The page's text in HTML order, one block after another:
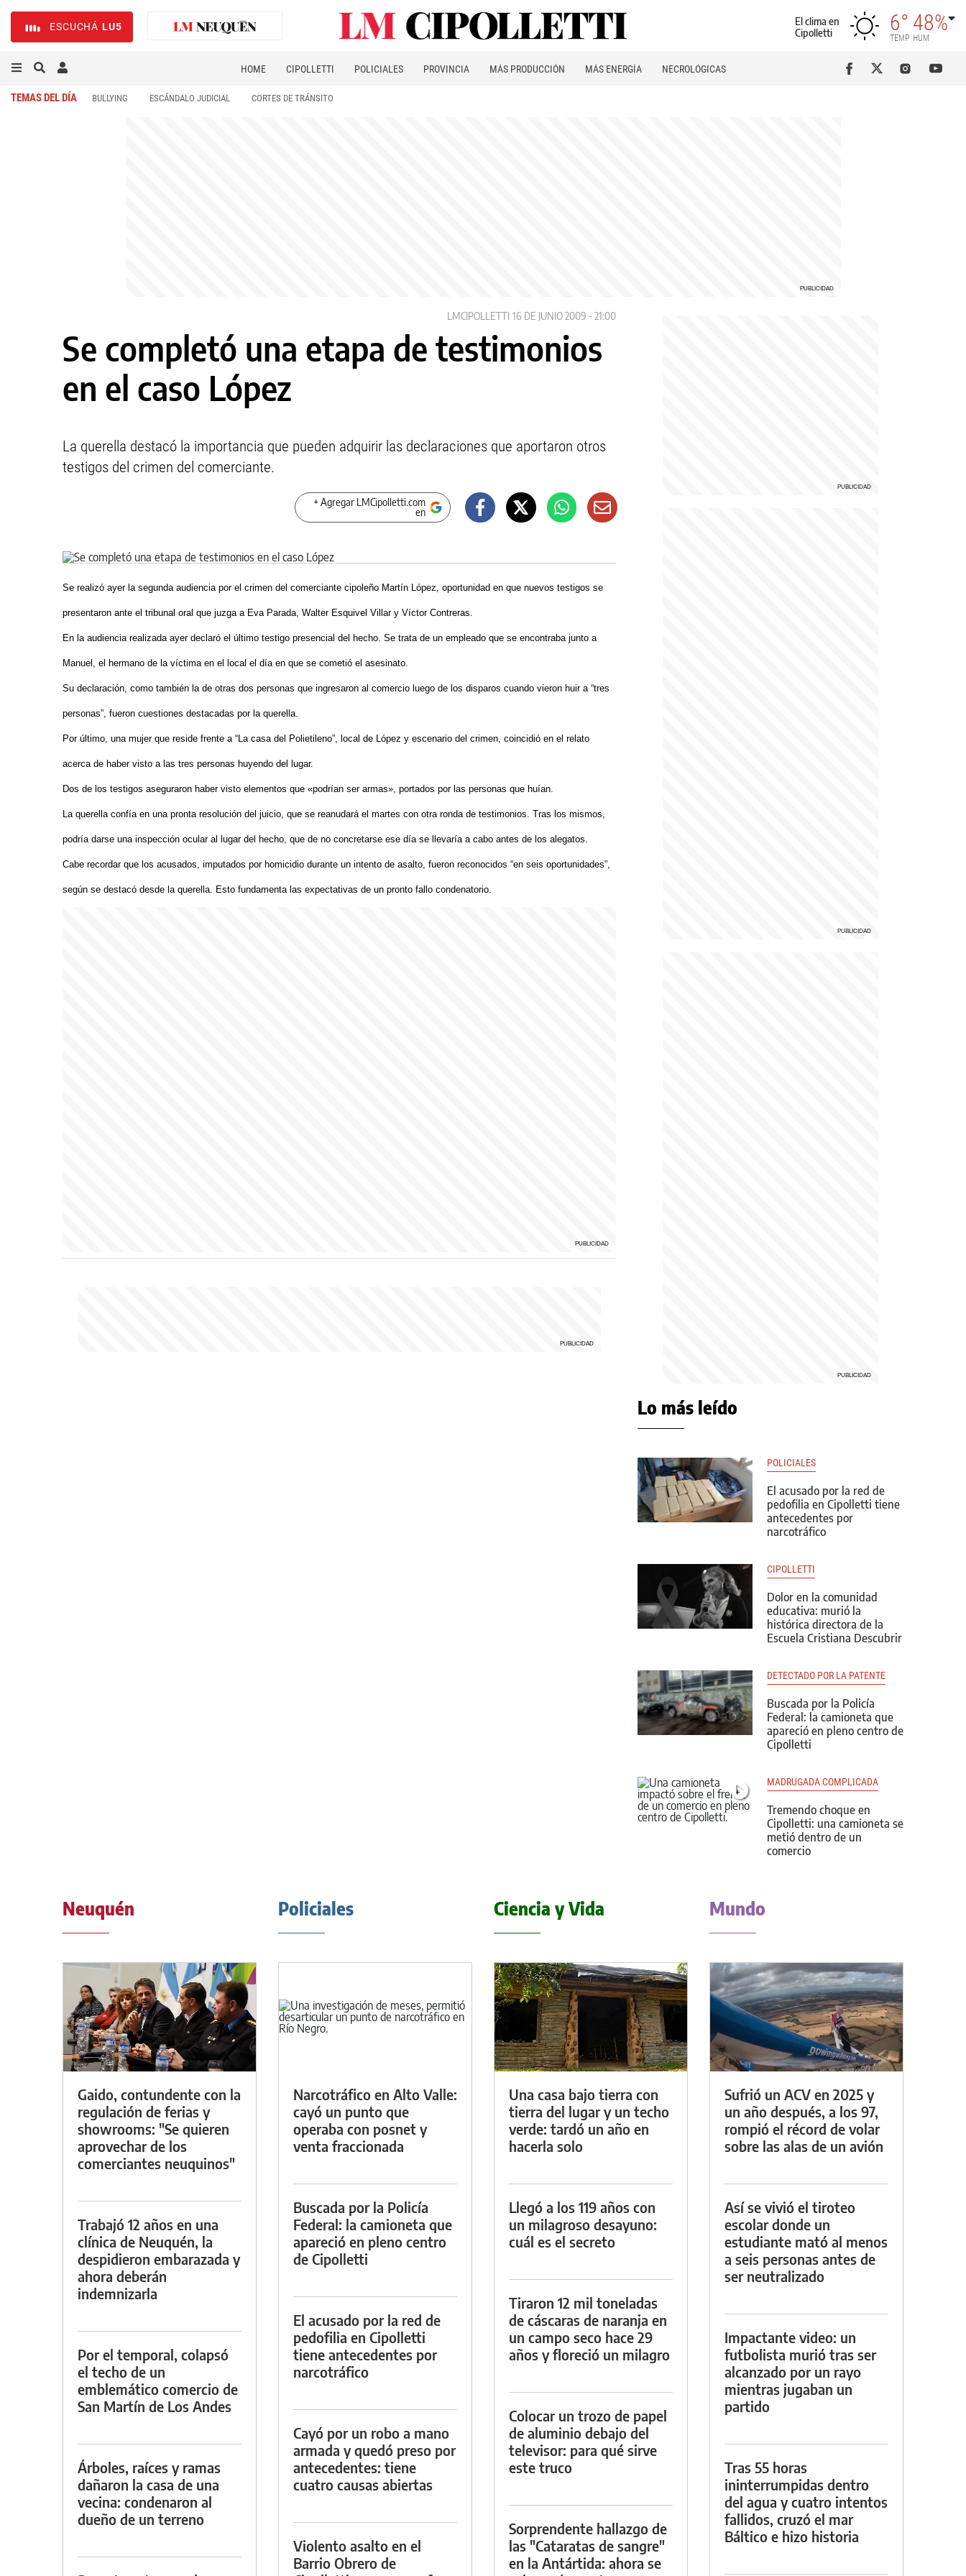
ESCUCHÁ LU5
El clima en
Cipolletti
6°
TEMP
48%
HUM
HOME CIPOLLETTI POLICIALES PROVINCIA MÁS PRODUCCIÓN MÁS ENERGÍA NECROLÓGICAS
TEMAS DEL DÍA BULLYING ESCÁNDALO JUDICIAL CORTES DE TRÁNSITO
LMCIPOLLETTI 16 DE JUNIO 2009 - 21:00
Se completó una etapa de testimonios
en el caso López
La querella destacó la importancia que pueden adquirir las declaraciones que aportaron otros
testigos del crimen del comerciante.
+ Agregar LMCipolletti.com
en
Se realizó ayer la segunda audiencia por el crimen del comerciante cipoleño Martín López, oportunidad en que nuevos testigos se
presentaron ante el tribunal oral que juzga a Eva Parada, Walter Esquivel Villar y Víctor Contreras.
En la audiencia realizada ayer declaró el último testigo presencial del hecho. Se trata de un empleado que se encontraba junto a
Manuel, el hermano de la víctima en el local el día en que se cometió el asesinato.
Su declaración, como también la de otras dos personas que ingresaron al comercio luego de los disparos cuando vieron huir a “tres
personas”, fueron cuestiones destacadas por la querella.
Por último, una mujer que reside frente a “La casa del Polietileno”, local de López y escenario del crimen, coincidió en el relato
acerca de haber visto a las tres personas huyendo del lugar.
Dos de los testigos aseguraron haber visto elementos que «podrían ser armas», portados por las personas que huían.
La querella confía en una pronta resolución del juicio, que se reanudará el martes con otra ronda de testimonios. Tras los mismos,
podría darse una inspección ocular al lugar del hecho, que de no concretarse ese día se llevaría a cabo antes de los alegatos.
Cabe recordar que los acusados, imputados por homicidio durante un intento de asalto, fueron reconocidos “en seis oportunidades”,
según se destacó desde la querella. Esto fundamenta las expectativas de un pronto fallo condenatorio.
Lo más leído
POLICIALES
El acusado por la red de
pedofilia en Cipolletti tiene
antecedentes por
narcotráfico
CIPOLLETTI
Dolor en la comunidad
educativa: murió la
histórica directora de la
Escuela Cristiana Descubrir
DETECTADO POR LA PATENTE
Buscada por la Policía
Federal: la camioneta que
apareció en pleno centro de
Cipolletti
MADRUGADA COMPLICADA
Tremendo choque en
Cipolletti: una camioneta se
metió dentro de un
comercio
Neuquén
Gaido, contundente con la
regulación de ferias y
showrooms: "Se quieren
aprovechar de los
comerciantes neuquinos"
Trabajó 12 años en una
clínica de Neuquén, la
despidieron embarazada y
ahora deberán
indemnizarla
Por el temporal, colapsó
el techo de un
emblemático comercio de
San Martín de Los Andes
Árboles, raíces y ramas
dañaron la casa de una
vecina: condenaron al
dueño de un terreno
Policiales
Narcotráfico en Alto Valle:
cayó un punto que
operaba con posnet y
venta fraccionada
Buscada por la Policía
Federal: la camioneta que
apareció en pleno centro
de Cipolletti
El acusado por la red de
pedofilia en Cipolletti
tiene antecedentes por
narcotráfico
Cayó por un robo a mano
armada y quedó preso por
antecedentes: tiene
cuatro causas abiertas
Violento asalto en el
Barrio Obrero de
Ciencia y Vida
Una casa bajo tierra con
tierra del lugar y un techo
verde: tardó un año en
hacerla solo
Llegó a los 119 años con
un milagroso desayuno:
cuál es el secreto
Tiraron 12 mil toneladas
de cáscaras de naranja en
un campo seco hace 29
años y floreció un milagro
Colocar un trozo de papel
de aluminio debajo del
televisor: para qué sirve
este truco
Sorprendente hallazgo de
las "Cataratas de sangre"
en la Antártida: ahora se
Mundo
Sufrió un ACV en 2025 y
un año después, a los 97,
rompió el récord de volar
sobre las alas de un avión
Así se vivió el tiroteo
escolar donde un
estudiante mató al menos
a seis personas antes de
ser neutralizado
Impactante video: un
futbolista murió tras ser
alcanzado por un rayo
mientras jugaban un
partido
Tras 55 horas
ininterrumpidas dentro
del agua y cuatro intentos
fallidos, cruzó el mar
Báltico e hizo historia